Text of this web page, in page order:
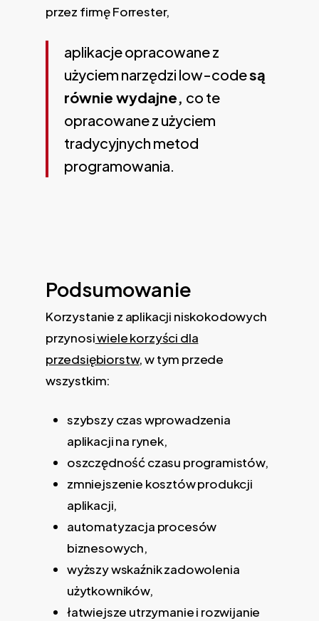
przez firmę Forrester,
aplikacje opracowane z
użyciem narzędzi low-codesą
równie wydajne, co te
opracowane z użyciem
tradycyjnych metod
programowania.
Podsumowanie
Korzystanie z aplikacji niskokodowych
przynosiwiele korzyści dla
przedsiębiorstw, w tym przede
wszystkim:
szybszy czas wprowadzenia
aplikacji na rynek,
oszczędność czasu programistów,
zmniejszenie kosztów produkcji
aplikacji,
automatyzacja procesów
biznesowych,
wyższy wskaźnik zadowolenia
użytkowników,
łatwiejsze utrzymanie i rozwijanie